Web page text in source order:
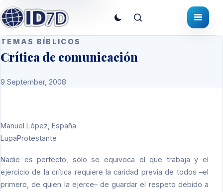
TEMAS BÍBLICOS
Crítica de comunicación
9 September, 2008
Manuel López, España
LupaProtestante
Nadie es perfecto, sólo se equivoca el que trabaja y el
ejercicio de la crítica requiere la caridad previa de todos –el
primero, de quien la ejerce– de guardar el respeto debido a